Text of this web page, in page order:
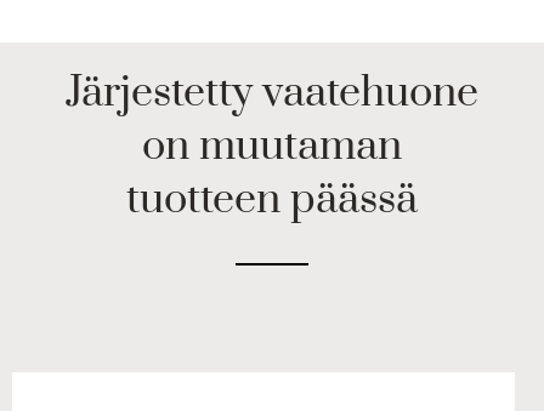
Järjestetty vaatehuone
on muutaman
tuotteen päässä